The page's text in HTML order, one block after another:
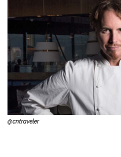
@cntraveler